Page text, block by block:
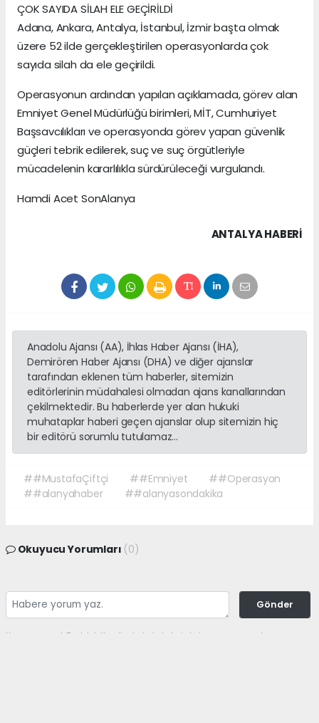
ÇOK SAYIDA SİLAH ELE GEÇİRİLDİ
Adana, Ankara, Antalya, İstanbul, İzmir başta olmak
üzere 52 ilde gerçekleştirilen operasyonlarda çok
sayıda silah da ele geçirildi.
Operasyonun ardından yapılan açıklamada, görev alan
Emniyet Genel Müdürlüğü birimleri, MİT, Cumhuriyet
Başsavcılıkları ve operasyonda görev yapan güvenlik
güçleri tebrik edilerek, suç ve suç örgütleriyle
mücadelenin kararlılıkla sürdürüleceği vurgulandı.
Hamdi Acet SonAlanya
ANTALYA HABERİ
Anadolu Ajansı (AA), İhlas Haber Ajansı (İHA),
Demirören Haber Ajansı (DHA) ve diğer ajanslar
tarafından eklenen tüm haberler, sitemizin
editörlerinin müdahalesi olmadan ajans kanallarından
çekilmektedir. Bu haberlerde yer alan hukuki
muhataplar haberi geçen ajanslar olup sitemizin hiç
bir editörü sorumlu tutulamaz...
##MustafaÇiftçi ##Emniyet
##Operasyon
##alanyahaber
##alanyasondakika
Okuyucu Yorumları (0)
Gönder
Yorum yazarak Topluluk Kuralları’nı kabul etmiş bulunuyor ve sonalanya.com